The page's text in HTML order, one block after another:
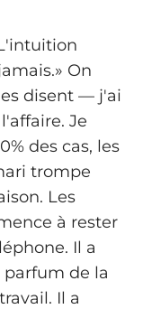
On
disent — j'ai
Je
des cas, les
trompe
Les
à rester
Il a
parfum de la
Il a